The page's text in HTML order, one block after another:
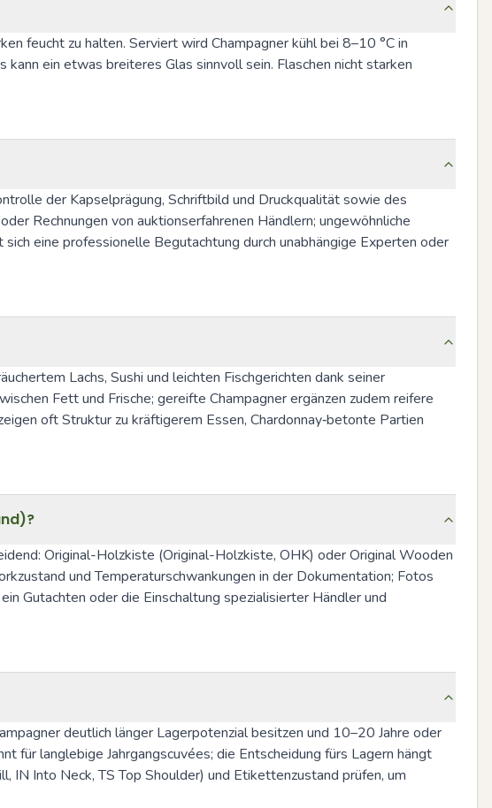
feucht zu halten. Serviert wird Champagner kühl bei 8–10 °C in
ein etwas breiteres Glas sinnvoll sein. Flaschen nicht starken
der Kapselprägung, Schriftbild und Druckqualität sowie des
Rechnungen von auktionserfahrenen Händlern; ungewöhnliche
eine professionelle Begutachtung durch unabhängige Experten oder
Lachs, Sushi und leichten Fischgerichten dank seiner
Fett und Frische; gereifte Champagner ergänzen zudem reifere
oft Struktur zu kräftigerem Essen, Chardonnay‑betonte Partien
Original-Holzkiste (Original-Holzkiste, OHK) oder Original Wooden
und Temperaturschwankungen in der Dokumentation; Fotos
Gutachten oder die Einschaltung spezialisierter Händler und
deutlich länger Lagerpotenzial besitzen und 10–20 Jahre oder
für langlebige Jahrgangscuvées; die Entscheidung fürs Lagern hängt
IN Into Neck, TS Top Shoulder) und Etikettenzustand prüfen, um